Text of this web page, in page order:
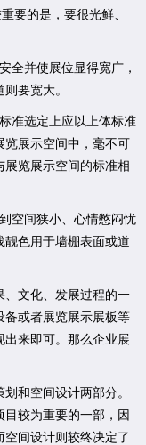
要的是，要很光鲜、
全并使展位显得宽广，
则要宽大。
准选定上应以上体标准
览展示空间中，毫不可
览展示空间的标准相
空间狭小、心情憋闷忧
色用于墙棚表面或道
、文化、发展过程的一
备或者展览展示展板等
出来即可。那么企业展
和空间设计两部分。
较为重要的一部，因
间设计则较终决定了